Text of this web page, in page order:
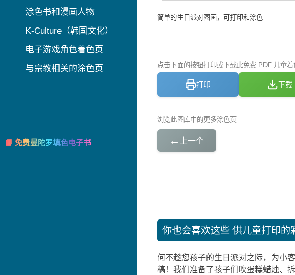
简单的生日派对图画，可打印和涂色
点击下面的按钮打印或下载此免费 PDF 儿童着
打印 下载
浏览此图库中的更多涂色页
← 上一个
你也会喜欢这些 供儿童打印的
何不趁您孩子的生日派对之际，为小
稿！我们准备了孩子们吹蛋糕蜡烛、
涂色书和漫画人物
K-Culture（韩国文化）
电子游戏角色着色页
与宗教相关的涂色页
📘 免费曼陀罗填色电子书